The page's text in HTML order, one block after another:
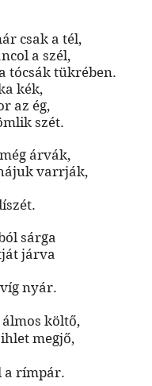
csak a tél,
a szél,
tócsák tükrében.
kék,
az ég,
szét.
árvák,
varrják,
sárga
járva
nyár.
költő,
megjő,
a rímpár.